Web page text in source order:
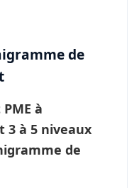
de
à
3 à 5 niveaux
de